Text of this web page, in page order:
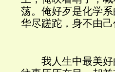
荡。俺好歹是化学
华尽蹉跎，身不由己
我人生中最美好